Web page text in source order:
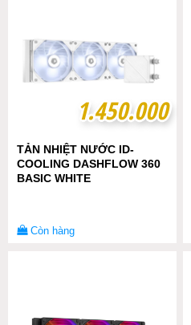
1.450.000
1.450.000
TẢN NHIỆT NƯỚC ID-
COOLING DASHFLOW 360
BASIC WHITE
Còn hàng